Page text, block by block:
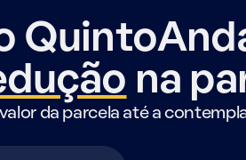
na
da parcela até a